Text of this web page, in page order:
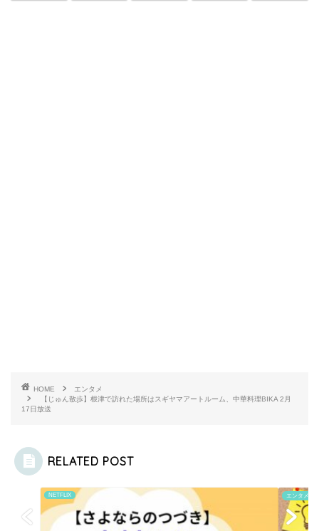
HOME
エンタメ
【じゅん散歩】根津で訪れた場所はスギヤマアートルーム、中華料理BIKA 2月
17日放送
RELATED POST
NETFLIX エンタメ